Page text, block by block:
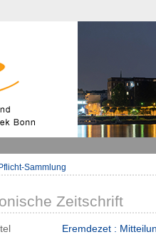
Sammlung
Zeitschrift
Eremdezet :